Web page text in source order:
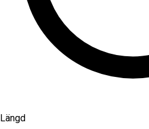
Längd